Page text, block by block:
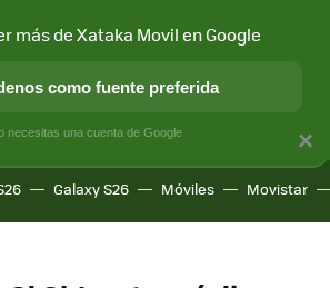
Y SOCIEDAD APLICACIONES
Galaxy S26 Móviles Movistar
×
más de Xataka Movil en Google
como fuente preferida
necesitas una cuenta de Google